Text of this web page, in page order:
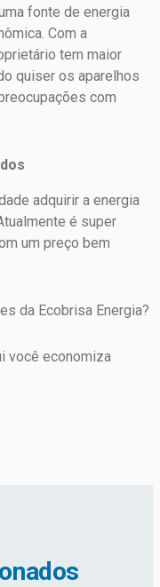
fonte de energia
Com a
tem maior
quiser os aparelhos
com
adquirir a energia
é super
um preço bem
da Ecobrisa Energia?
você economiza